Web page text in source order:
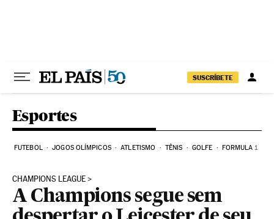
SUSCRÍBETE
Esportes
FUTEBOL JOGOS OLÍMPICOS ATLETISMO TÊNIS GOLFE FORMULA 1
CHAMPIONS LEAGUE
A Champions segue sem